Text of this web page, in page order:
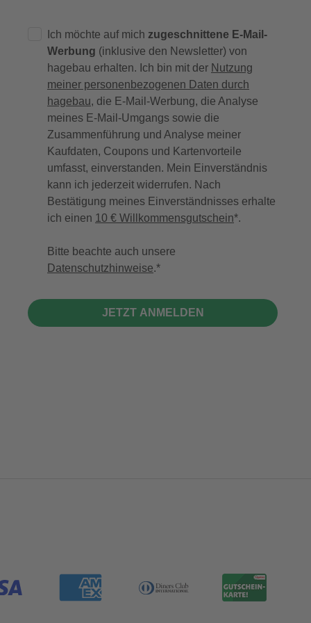
Ich möchte auf mich zugeschnittene E-Mail-
Werbung (inklusive den Newsletter) von
hagebau erhalten. Ich bin mit der Nutzung
meiner personenbezogenen Daten durch
hagebau, die E-Mail-Werbung, die Analyse
meines E-Mail-Umgangs sowie die
Zusammenführung und Analyse meiner
Kaufdaten, Coupons und Kartenvorteile
umfasst, einverstanden. Mein Einverständnis
kann ich jederzeit widerrufen. Nach
Bestätigung meines Einverständnisses erhalte
ich einen 10 € Willkommensgutschein*.
Bitte beachte auch unsere
Datenschutzhinweise.
JETZT ANMELDEN